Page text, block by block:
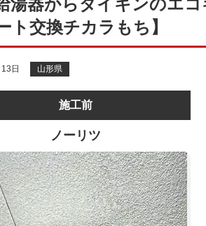
ト交換チカラもち】
日 山形県
施工前
ノーリツ